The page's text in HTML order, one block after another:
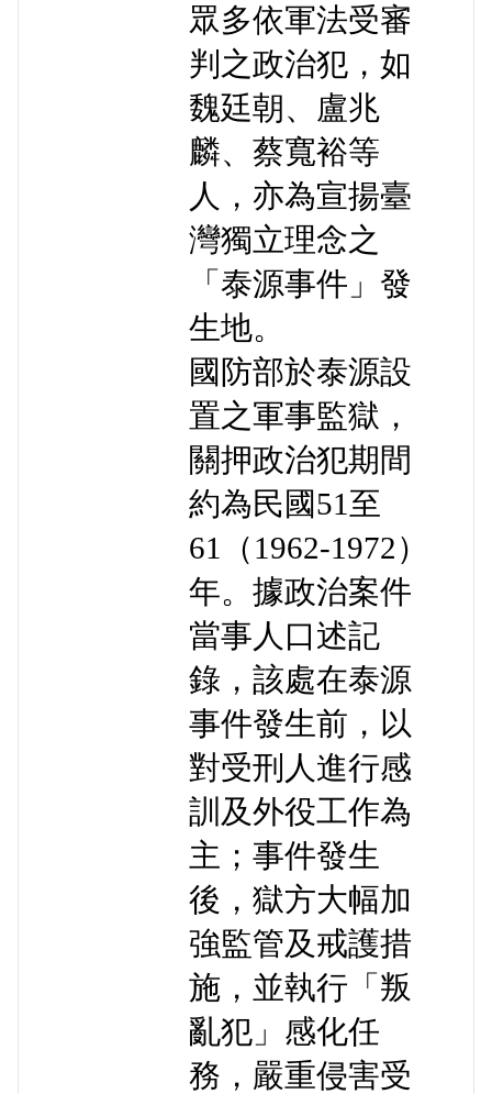
眾多依軍法受審
判之政治犯，如
魏廷朝、盧兆
麟、蔡寬裕等
人，亦為宣揚臺
灣獨立理念之
「泰源事件」發
生地。
國防部於泰源設
置之軍事監獄，
關押政治犯期間
約為民國51至
61（1962-1972）
年。據政治案件
當事人口述記
錄，該處在泰源
事件發生前，以
對受刑人進行感
訓及外役工作為
主；事件發生
後，獄方大幅加
強監管及戒護措
施，並執行「叛
亂犯」感化任
務，嚴重侵害受